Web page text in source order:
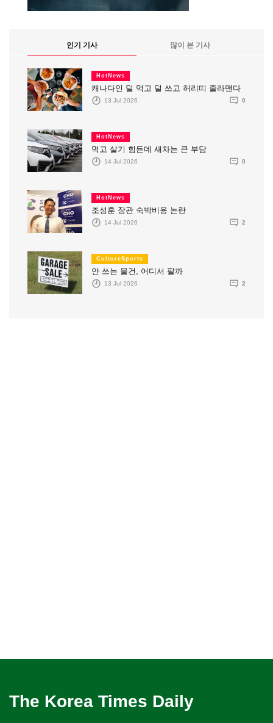
인기 기사 많이 본 기사
HotNews
캐나다인 덜 먹고 덜 쓰고 허리띠 졸라맨다
13 Jul 2026 0
HotNews
먹고 살기 힘든데 새차는 큰 부담
14 Jul 2026 0
HotNews
조성훈 장관 숙박비용 논란
14 Jul 2026 2
CultureSports
안 쓰는 물건, 어디서 팔까
13 Jul 2026 2
The Korea Times Daily